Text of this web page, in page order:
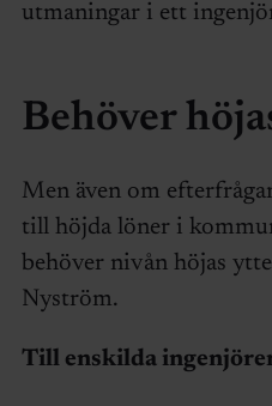
utmaningar i ett
Behöver
Men även om
till höjda löner i
behöver nivån höjas
Nyström.
Till enskilda